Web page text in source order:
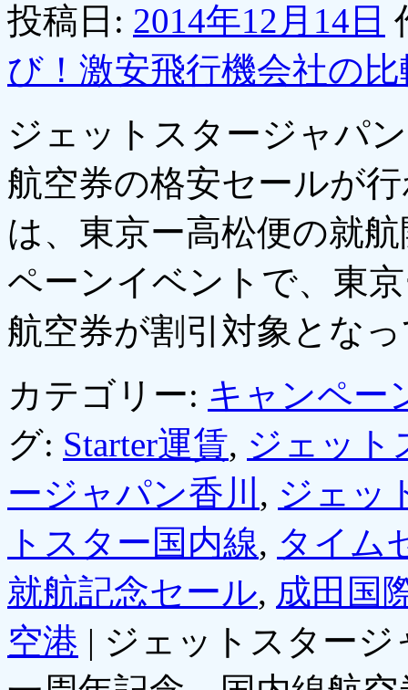
投稿日: 2014年12月14日
び！激安飛行機会社の
ジェットスタージャパ
航空券の格安セールが
は、東京ー高松便の就
ペーンイベントで、東
航空券が割引対象とな
カテゴリー: キャンペー
グ: Starter運賃, ジェット
ージャパン香川 , ジェッ
トスター国内線, タイム
就航記念セール, 成田国
空港 | ジェットスター